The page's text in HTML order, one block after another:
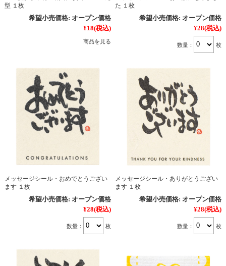
型 １枚
希望小売価格: オープン価格
¥18(税込)
商品を見る
た １枚
希望小売価格: オープン価格
¥28(税込)
数量： 枚
メッセージシール・おめでとうござい
ます １枚
希望小売価格: オープン価格
¥28(税込)
数量： 枚
メッセージシール・ありがとうござい
ます １枚
希望小売価格: オープン価格
¥28(税込)
数量： 枚